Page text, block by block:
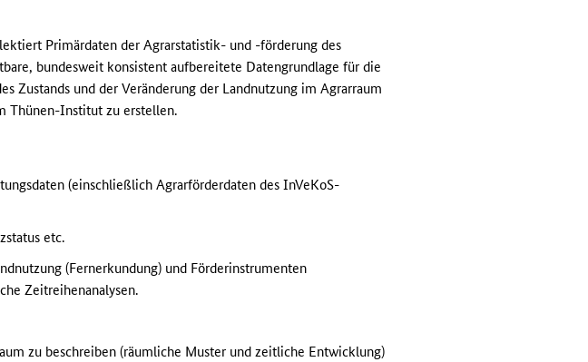
Primärdaten der Agrarstatistik- und -förderung des
bundesweit konsistent aufbereitete Datengrundlage für die
Zustands und der Veränderung der Landnutzung im Agrarraum
Thünen-Institut zu erstellen.
(einschließlich Agrarförderdaten des InVeKoS-
etc.
(Fernerkundung) und Förderinstrumenten
Zeitreihenanalysen.
zu beschreiben (räumliche Muster und zeitliche Entwicklung)